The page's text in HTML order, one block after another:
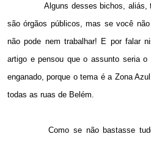
Alguns desses bichos, aliás,
são órgãos públicos, mas se você
não pode nem trabalhar! E por falar
artigo e pensou que o assunto seria
enganado, porque o tema é a Zona
todas as ruas de Belém.
Como se não bastasse